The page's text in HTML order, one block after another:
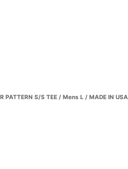
PATTERN S/S TEE / Mens L / MADE IN USA